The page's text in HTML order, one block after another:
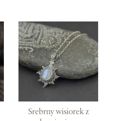
Srebrny wisiorek z